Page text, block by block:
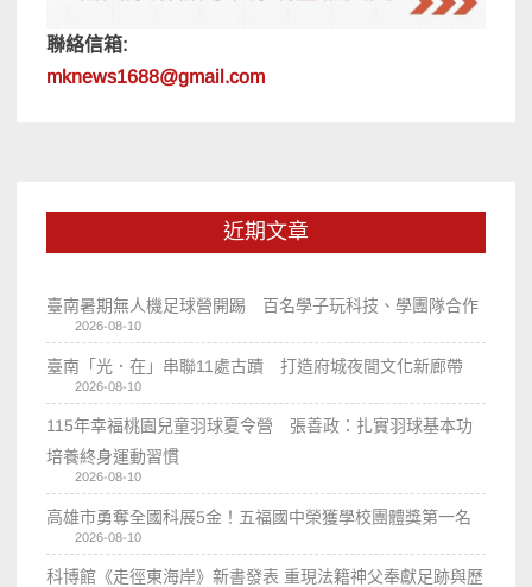
聯絡信箱:
mknews1688@gmail.com
近期文章
臺南暑期無人機足球營開踢 百名學子玩科技、學團隊合作
2026-08-10
臺南「光．在」串聯11處古蹟 打造府城夜間文化新廊帶
2026-08-10
115年幸福桃園兒童羽球夏令營 張善政：扎實羽球基本功
培養終身運動習慣
2026-08-10
高雄市勇奪全國科展5金！五福國中榮獲學校團體獎第一名
2026-08-10
科博館《走徑東海岸》新書發表 重現法籍神父奉獻足跡與歷